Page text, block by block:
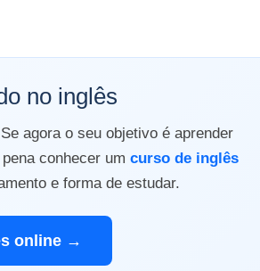
no inglês
agora o seu objetivo é aprender
conhecer um curso de inglês
e forma de estudar.
online →